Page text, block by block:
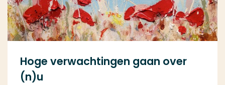
Hoge verwachtingen gaan over
(n)u